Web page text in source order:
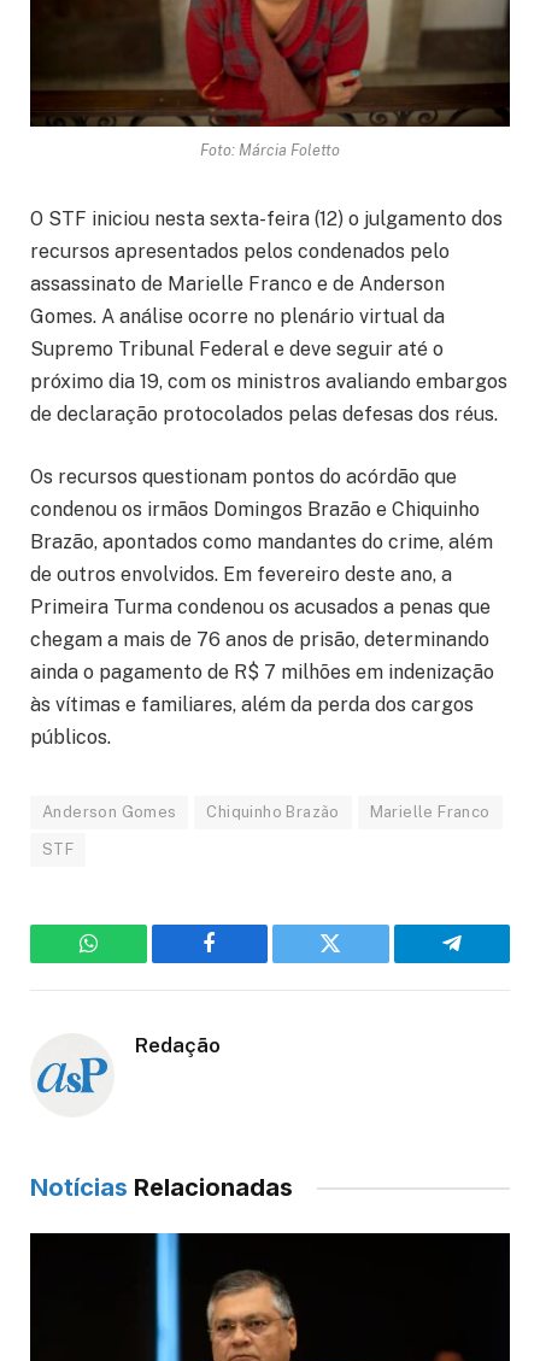
Foto: Márcia Foletto
O STF iniciou nesta sexta-feira (12) o julgamento dos
recursos apresentados pelos condenados pelo
assassinato de Marielle Franco e de Anderson
Gomes. A análise ocorre no plenário virtual da
Supremo Tribunal Federal e deve seguir até o
próximo dia 19, com os ministros avaliando embargos
de declaração protocolados pelas defesas dos réus.
Os recursos questionam pontos do acórdão que
condenou os irmãos Domingos Brazão e Chiquinho
Brazão, apontados como mandantes do crime, além
de outros envolvidos. Em fevereiro deste ano, a
Primeira Turma condenou os acusados a penas que
chegam a mais de 76 anos de prisão, determinando
ainda o pagamento de R$ 7 milhões em indenização
às vítimas e familiares, além da perda dos cargos
públicos.
Anderson Gomes Chiquinho Brazão Marielle Franco
STF
WhatsApp Facebook Twitter Telegram
Redação
Notícias Relacionadas